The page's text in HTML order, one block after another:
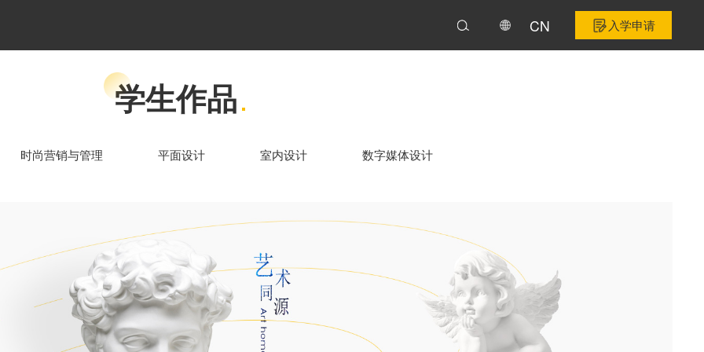
CN 入学申请
学生作品
时尚营销与管理 平面设计 室内设计 数字媒体设计